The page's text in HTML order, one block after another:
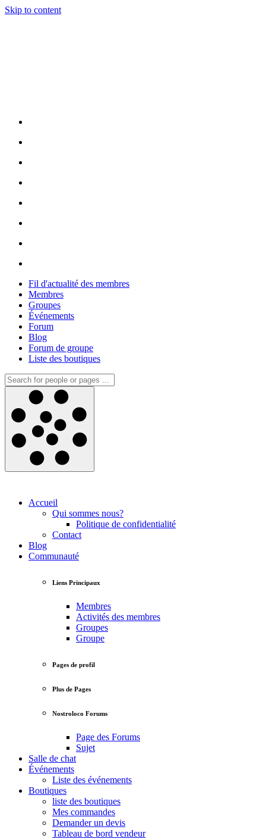
Skip to content
Fil d'actualité des membres
Membres
Groupes
Événements
Forum
Blog
Forum de groupe
Liste des boutiques
Accueil
Qui sommes nous?
Politique de confidentialité
Contact
Blog
Communauté
Liens Principaux
Membres
Activités des membres
Groupes
Groupe
Pages de profil
Plus de Pages
Nostroloco Forums
Page des Forums
Sujet
Salle de chat
Événements
Liste des événements
Boutiques
liste des boutiques
Mes commandes
Demander un devis
Tableau de bord vendeur